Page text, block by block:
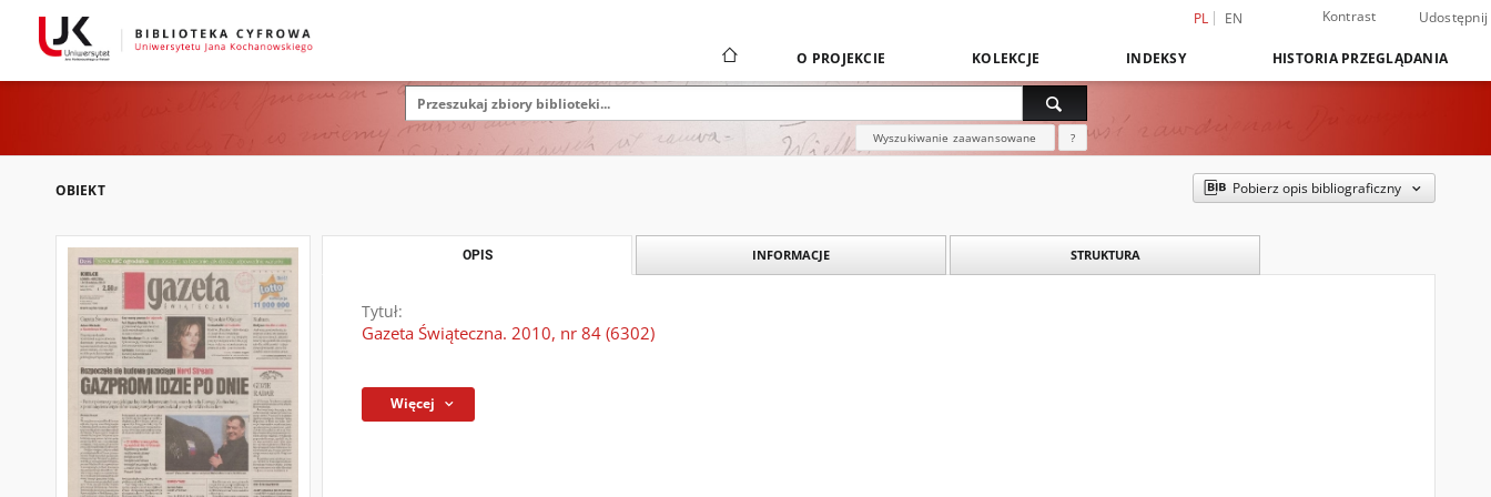
PL EN Kontrast Udostępnij
O PROJEKCIE KOLEKCJE INDEKSY HISTORIA PRZEGLĄDANIA
Wyszukiwanie zaawansowane ?
OBIEKT Pobierz opis bibliograficzny
OPIS INFORMACJE STRUKTURA
Tytuł:
Gazeta Świąteczna. 2010, nr 84 (6302)
Więcej